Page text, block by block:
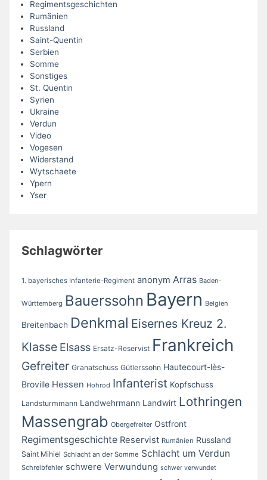
Regimentsgeschichten
Rumänien
Russland
Saint-Quentin
Serbien
Somme
Sonstiges
St. Quentin
Syrien
Ukraine
Verdun
Video
Vogesen
Widerstand
Wytschaete
Ypern
Yser
Schlagwörter
1. bayerisches Infanterie-Regiment anonym Arras Baden-
Württemberg Bauerssohn Bayern Belgien
Breitenbach Denkmal Eisernes Kreuz 2.
Klasse Elsass Ersatz-Reservist Frankreich
Gefreiter Granatschuss Gütlerssohn Hautecourt-lès-
Broville Hessen Hohrod Infanterist Kopfschuss
Landsturmmann Landwehrmann Landwirt Lothringen
Massengrab Obergefreiter Ostfront
Regimentsgeschichte Reservist Rumänien Russland
Saint Mihiel Schlacht an der Somme Schlacht um Verdun
Schreibfehler schwere Verwundung schwer verwundet